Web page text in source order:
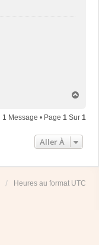
u
t
1 Message • Page 1 Sur 1
Aller À
Heures au format UTC